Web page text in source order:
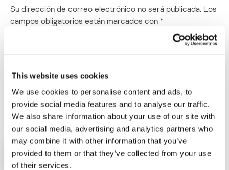
This website uses cookies
We use cookies to personalise content and ads, to
provide social media features and to analyse our traffic.
We also share information about your use of our site with
our social media, advertising and analytics partners who
may combine it with other information that you’ve
provided to them or that they’ve collected from your use
of their services.
Su dirección de correo electrónico no será publicada. Los
campos obligatorios están marcados con *
Nombre* Correo electrónico*